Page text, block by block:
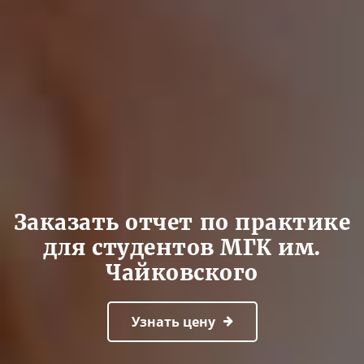
Заказать отчет по практике
для студентов МГК им.
Чайковского
Узнать цену